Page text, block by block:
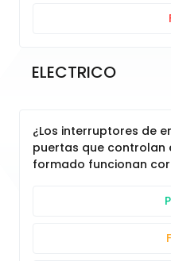
ELECTRICO
¿Los interruptores de
puertas que controlan
formado funcionan